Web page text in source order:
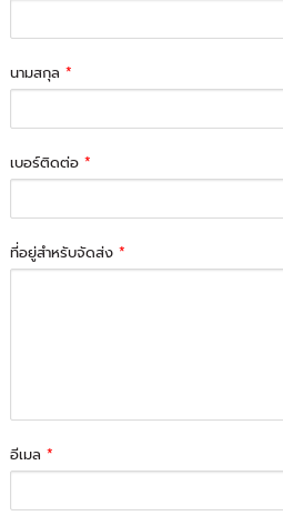
นามสกุล*
เบอร์ติดต่อ*
ที่อยู่สำหรับจัดส่ง*
อีเมล*